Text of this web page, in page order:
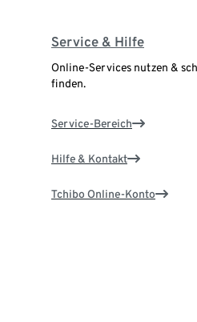
Service & Hilfe
Online-Services nutzen &
finden.
Service-Bereich
Hilfe & Kontakt
Tchibo Online-Konto